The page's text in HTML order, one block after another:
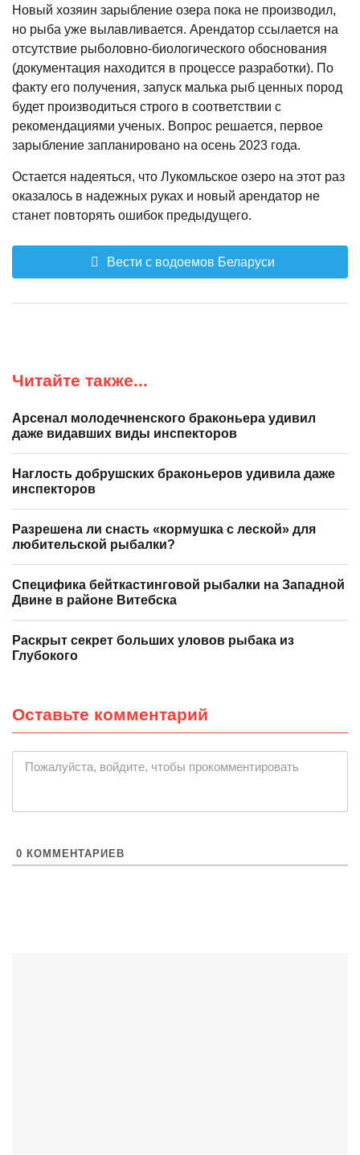
Новый хозяин зарыбление озера пока не производил,
но рыба уже вылавливается. Арендатор ссылается на
отсутствие рыболовно-биологического обоснования
(документация находится в процессе разработки). По
факту его получения, запуск малька рыб ценных пород
будет производиться строго в соответствии с
рекомендациями ученых. Вопрос решается, первое
зарыбление запланировано на осень 2023 года.
Остается надеяться, что Лукомльское озеро на этот раз
оказалось в надежных руках и новый арендатор не
станет повторять ошибок предыдущего.
Вести с водоемов Беларуси
Читайте также...
Арсенал молодечненского браконьера удивил
даже видавших виды инспекторов
Наглость добрушских браконьеров удивила даже
инспекторов
Разрешена ли снасть «кормушка с леской» для
любительской рыбалки?
Специфика бейткастинговой рыбалки на Западной
Двине в районе Витебска
Раскрыт секрет больших уловов рыбака из
Глубокого
Оставьте комментарий
Пожалуйста, войдите, чтобы прокомментировать
0 КОММЕНТАРИЕВ